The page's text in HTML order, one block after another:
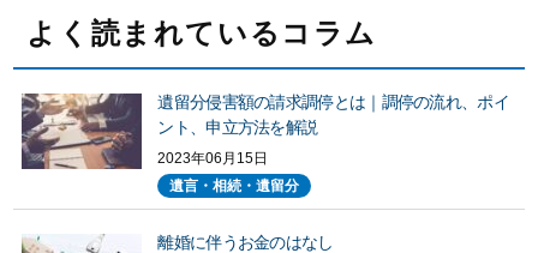
よく読まれているコラム
遺留分侵害額の請求調停とは｜調停の流れ、ポイ
ント、申立方法を解説
2023年06月15日
遺言・相続・遺留分
離婚に伴うお金のはなし